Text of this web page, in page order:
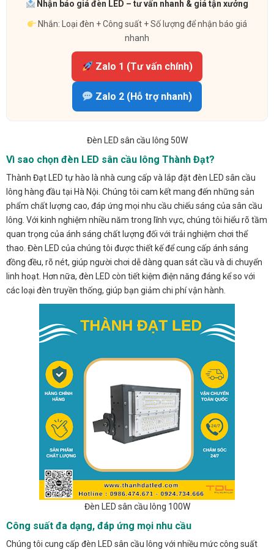
Nhận báo giá đèn LED – tư vấn nhanh & giá tận xưởng
Nhắn: Loại đèn + Công suất + Số lượng để nhận báo giá
nhanh
Zalo 1 (Tư vấn chính)
Zalo 2 (Hỗ trợ nhanh)
Đèn LED sân cầu lông 50W
Vì sao chọn đèn LED sân cầu lông Thành Đạt?
Thành Đạt LED tự hào là nhà cung cấp và lắp đặt đèn LED sân cầu
lông hàng đầu tại Hà Nội. Chúng tôi cam kết mang đến những sản
phẩm chất lượng cao, đáp ứng mọi nhu cầu chiếu sáng của sân cầu
lông. Với kinh nghiệm nhiều năm trong lĩnh vực, chúng tôi hiểu rõ tầm
quan trọng của ánh sáng chất lượng đối với trải nghiệm chơi thể
thao. Đèn LED của chúng tôi được thiết kế để cung cấp ánh sáng
đồng đều, rõ nét, giúp người chơi dễ dàng quan sát cầu và di chuyển
linh hoạt. Hơn nữa, đèn LED còn tiết kiệm điện năng đáng kể so với
các loại đèn truyền thống, giúp bạn giảm chi phí vận hành.
Đèn LED sân cầu lông 100W
Công suất đa dạng, đáp ứng mọi nhu cầu
Chúng tôi cung cấp đèn LED sân cầu lông với nhiều mức công suất